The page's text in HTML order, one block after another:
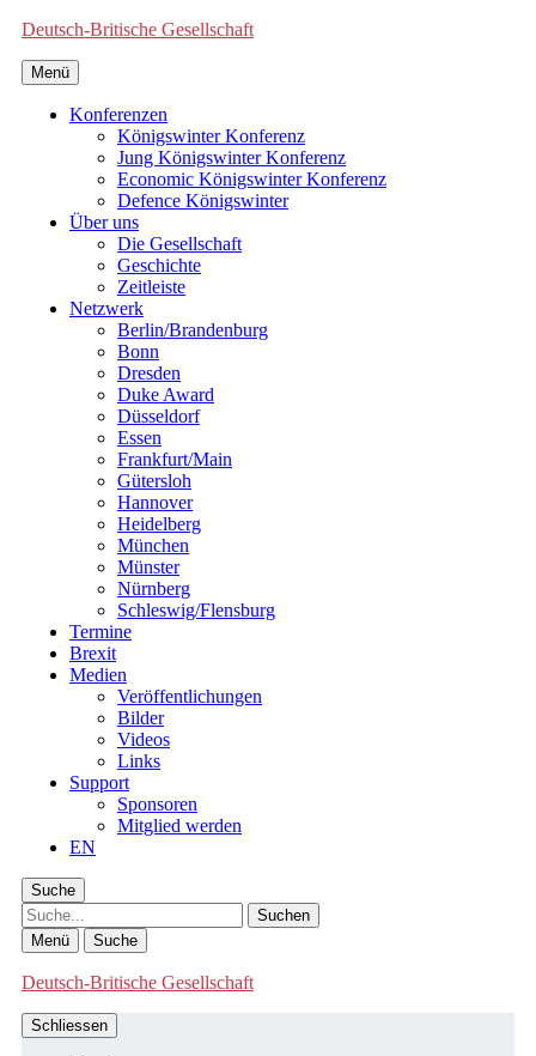
Deutsch-Britische Gesellschaft
Menü
Konferenzen
Königswinter Konferenz
Jung Königswinter Konferenz
Economic Königswinter Konferenz
Defence Königswinter
Über uns
Die Gesellschaft
Geschichte
Zeitleiste
Netzwerk
Berlin/Brandenburg
Bonn
Dresden
Duke Award
Düsseldorf
Essen
Frankfurt/Main
Gütersloh
Hannover
Heidelberg
München
Münster
Nürnberg
Schleswig/Flensburg
Termine
Brexit
Medien
Veröffentlichungen
Bilder
Videos
Links
Support
Sponsoren
Mitglied werden
EN
Suche
Suche
Menü Suche
Deutsch-Britische Gesellschaft
Schliessen